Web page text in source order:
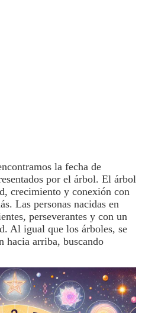
la fecha de
por el árbol. El árbol
crecimiento y conexión con
Las personas nacidas en
perseverantes y con un
Al igual que los árboles, se
hacia arriba, buscando